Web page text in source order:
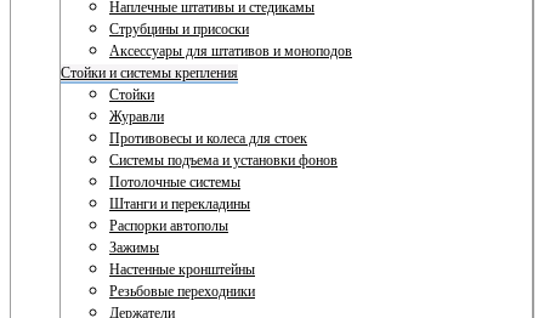
Наплечные штативы и стедикамы
Струбцины и присоски
Аксессуары для штативов и моноподов
Стойки и системы крепления
Стойки
Журавли
Противовесы и колеса для стоек
Системы подъема и установки фонов
Потолочные системы
Штанги и перекладины
Распорки автополы
Зажимы
Настенные кронштейны
Резьбовые переходники
Держатели